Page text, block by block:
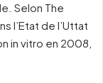
Selon The
l’Etat de l’Uttat
in vitro en 2008,